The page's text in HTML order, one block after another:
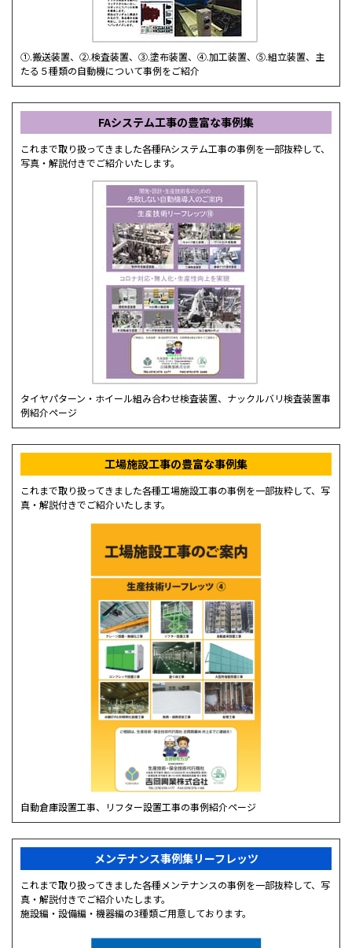
①.搬送装置、②.検査装置、③.塗布装置、④.加工装置、⑤.組立装置、主
たる５種類の自動機について事例をご紹介
FAシステム工事の豊富な事例集
これまで取り扱ってきました各種FAシステム工事の事例を一部抜粋して、
写真・解説付きでご紹介いたします。
タイヤパターン・ホイール組み合わせ検査装置、ナックルバリ検査装置事
例紹介ページ
工場施設工事の豊富な事例集
これまで取り扱ってきました各種工場施設工事の事例を一部抜粋して、写
真・解説付きでご紹介いたします。
自動倉庫設置工事、リフター設置工事の事例紹介ページ
メンテナンス事例集リーフレッツ
これまで取り扱ってきました各種メンテナンスの事例を一部抜粋して、写
真・解説付きでご紹介いたします。
施設編・設備編・機器編の3種類ご用意しております。